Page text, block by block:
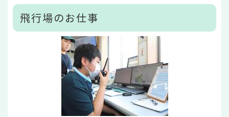
飛行場のお仕事